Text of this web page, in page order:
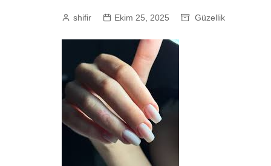
shifir Ekim 25, 2025 Güzellik